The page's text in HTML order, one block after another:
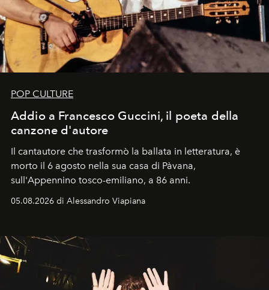
POP CULTURE
Addio a Francesco Guccini, il poeta della
canzone d'autore
Il cantautore che trasformò la ballata in letteratura, è
morto il 6 agosto nella sua casa di Pàvana,
sull'Appennino tosco-emiliano, a 86 anni.
05.08.2026 di Alessandro Viapiana